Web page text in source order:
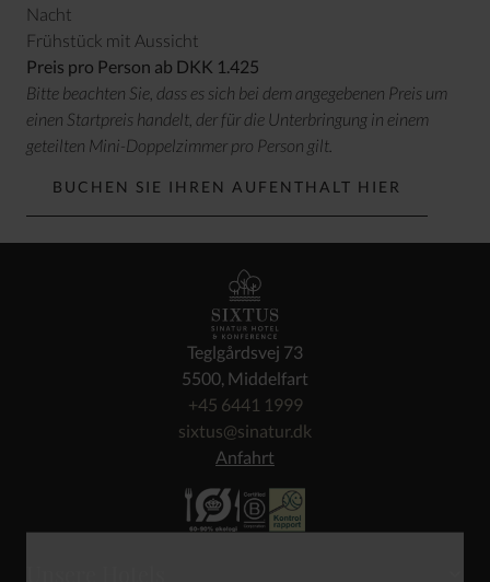
Nacht
Frühstück mit Aussicht
Preis pro Person ab DKK 1.425
Bitte beachten Sie, dass es sich bei dem angegebenen Preis um
einen Startpreis handelt, der für die Unterbringung in einem
geteilten Mini-Doppelzimmer pro Person gilt.
BUCHEN SIE IHREN AUFENTHALT HIER
Teglgårdsvej 73
5500, Middelfart
+45 6441 1999
sixtus@sinatur.dk
Anfahrt